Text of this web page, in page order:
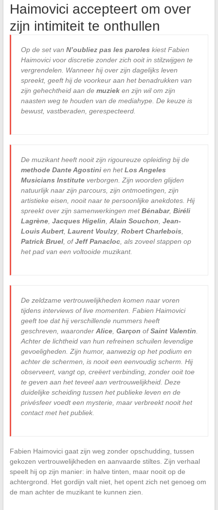
Haimovici accepteert om over
zijn intimiteit te onthullen
Op de set van N’oubliez pas les paroles kiest Fabien
Haimovici voor discretie zonder zich ooit in stilzwijgen te
vergrendelen. Wanneer hij over zijn dagelijks leven
spreekt, geeft hij de voorkeur aan het benadrukken van
zijn gehechtheid aan de muzieken zijn wil om zijn
naasten weg te houden van de mediahype. De keuze is
bewust, vastberaden, gerespecteerd.
De muzikant heeft nooit zijn rigoureuze opleiding bij de
methode Dante Agostinien hetLos Angeles
Musicians Instituteverborgen. Zijn woorden glijden
natuurlijk naar zijn parcours, zijn ontmoetingen, zijn
artistieke eisen, nooit naar te persoonlijke anekdotes. Hij
spreekt over zijn samenwerkingen metBénabar, Biréli
Lagrène, Jacques Higelin Alain Souchon Jean-
Louis Aubert, Laurent Voulzy, Robert Charlebois
Patrick Bruel, ofJeff Panacloc, als zoveel stappen op
het pad van een voltooide muzikant.
De zeldzame vertrouwelijkheden komen naar voren
tijdens interviews of live momenten. Fabien Haimovici
geeft toe dat hij verschillende nummers heeft
geschreven, waaronder Alice, Garçon ofSaint Valentin
Achter de lichtheid van hun refreinen schuilen levendige
gevoeligheden. Zijn humor, aanwezig op het podium en
achter de schermen, is nooit een eenvoudig scherm. Hij
observeert, vangt op, creëert verbinding, zonder ooit toe
te geven aan het teveel aan vertrouwelijkheid. Deze
duidelijke scheiding tussen het publieke leven en de
privésfeer voedt een mysterie, maar verbreekt nooit het
contact met het publiek.
Fabien Haimovici gaat zijn weg zonder opschudding, tussen
gekozen vertrouwelijkheden en aanvaarde stiltes. Zijn verhaal
speelt hij op zijn manier: in halve tinten, maar nooit op de
achtergrond. Het gordijn valt niet, het opent zich net genoeg om
de man achter de muzikant te kunnen zien.